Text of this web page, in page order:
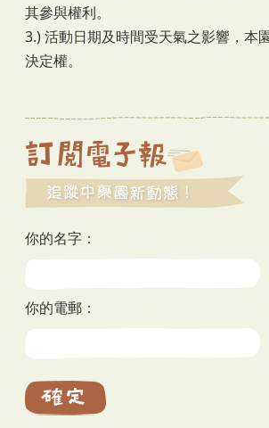
其參與權利。
3.) 活動日期及時間受天氣之影響，本
決定權。
你的名字：
你的電郵：